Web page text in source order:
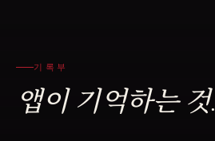
기록부
앱이 기억하는 것.